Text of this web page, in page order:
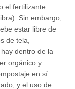
el fertilizante
Sin embargo,
estar libre de
de tela,
dentro de la
orgánico y
en sí
y el uso de